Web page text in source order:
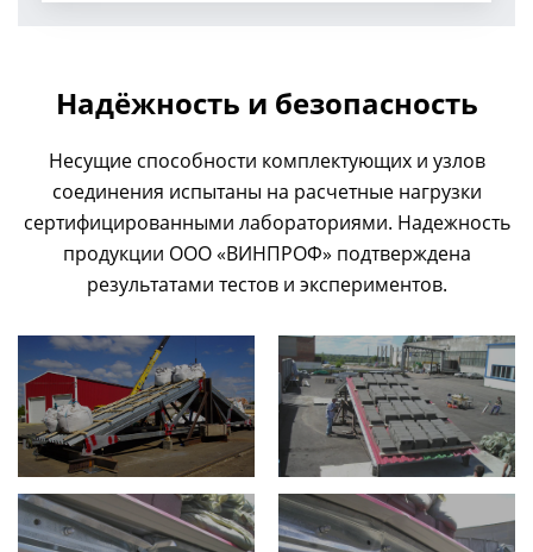
Надёжность и безопасность
Несущие способности комплектующих и узлов
соединения испытаны на расчетные нагрузки
сертифицированными лабораториями. Надежность
продукции ООО «ВИНПРОФ» подтверждена
результатами тестов и экспериментов.